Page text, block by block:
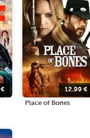
€ 12.99€
Place of Bones